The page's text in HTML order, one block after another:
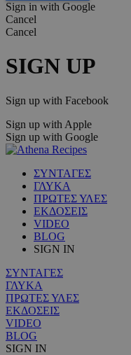
Sign in with Google
Cancel
Cancel
SIGN UP
Sign up with Facebook
Sign up with Apple
Sign up with Google
ΣΥΝΤΑΓΕΣ
ΓΛΥΚΑ
ΠΡΩΤΕΣ ΥΛΕΣ
ΕΚΔΟΣΕΙΣ
VIDEO
BLOG
SIGN IN
ΣΥΝΤΑΓΕΣ
ΓΛΥΚΑ
ΠΡΩΤΕΣ ΥΛΕΣ
ΕΚΔΟΣΕΙΣ
VIDEO
BLOG
SIGN IN